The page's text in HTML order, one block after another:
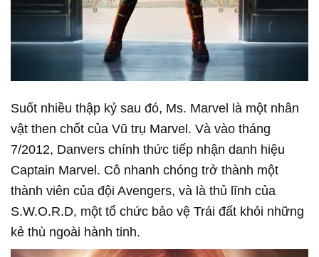
Suốt nhiều thập kỷ sau đó, Ms. Marvel là một nhân
vật then chốt của Vũ trụ Marvel. Và vào tháng
7/2012, Danvers chính thức tiếp nhận danh hiệu
Captain Marvel. Cô nhanh chóng trở thành một
thành viên của đội Avengers, và là thủ lĩnh của
S.W.O.R.D, một tổ chức bảo vệ Trái đất khỏi những
kẻ thù ngoài hành tinh.